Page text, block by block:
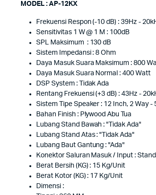
MODEL : AP-12KX
Frekuensi Respon (-10 dB) : 39Hz -
Sensitivitas 1 W @ 1 M : 100dB
SPL Maksimum : 130 dB
Sistem Impedansi : 8 Ohm
Daya Masuk Suara Maksimum : 800
Daya Masuk Suara Normal : 400 Watt
DSP System : Tidak Ada
Rentang Frekuensi (+3 dB) : 43Hz -
Sistem Tipe Speaker : 12 Inch, 2 Way -
Bahan Finish : Plywood Abu Tua
Lubang Stand Bawah : "Tidak Ada"
Lubang Stand Atas : "Tidak Ada"
Lubang Baut Gantung : "Ada"
Konektor Saluran Masuk / Input :
Berat Bersih (KG) : 15 Kg/Unit
Berat Kotor (KG) : 17 Kg/Unit
Dimensi :